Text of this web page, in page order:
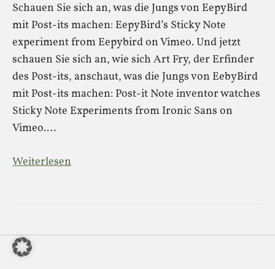
Schauen Sie sich an, was die Jungs von EepyBird
mit Post-its machen: EepyBird’s Sticky Note
experiment from Eepybird on Vimeo. Und jetzt
schauen Sie sich an, wie sich Art Fry, der Erfinder
des Post-its, anschaut, was die Jungs von EebyBird
mit Post-its machen: Post-it Note inventor watches
Sticky Note Experiments from Ironic Sans on
Vimeo.…
Weiterlesen